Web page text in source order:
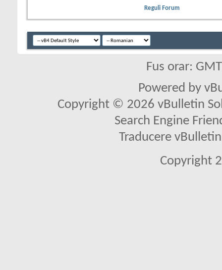
Reguli Forum
Fus orar:
Powered by
Copyright © 2026 vBulletin
Search Engine
Traducere
Copyright